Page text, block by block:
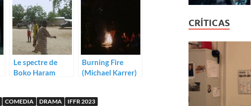
Le spectre de
Boko Haram
Burning Fire
(Michael Karrer)
COMEDIA DRAMA
IFFR 2023
CRÍTICAS